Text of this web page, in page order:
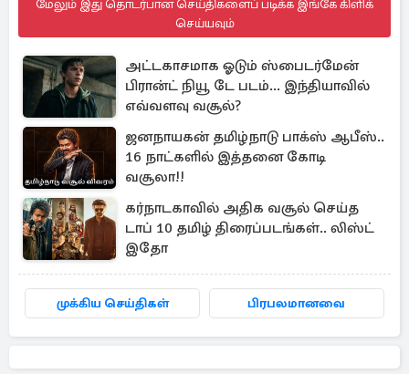
மேலும் இது தொடர்பான செய்திகளைப் படிக்க இங்கே கிளிக்
செய்யவும்
அட்டகாசமாக ஓடும் ஸ்பைடர்மேன்
பிரான்ட் நியூ டே படம்... இந்தியாவில்
எவ்வளவு வசூல்?
ஜனநாயகன் தமிழ்நாடு பாக்ஸ் ஆபீஸ்..
16 நாட்களில் இத்தனை கோடி
வசூலா!!
கர்நாடகாவில் அதிக வசூல் செய்த
டாப் 10 தமிழ் திரைப்படங்கள்.. லிஸ்ட்
இதோ
முக்கிய செய்திகள் பிரபலமானவை